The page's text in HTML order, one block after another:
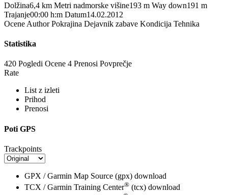
Dolžina6,4 km Metri nadmorske višine193 m Way down191 m
Trajanje00:00 h:m Datum14.02.2012
Ocene Author Pokrajina Dejavnik zabave Kondicija Tehnika
Statistika
420 Pogledi Ocene 4 Prenosi Povprečje
Rate
List z izleti
Prihod
Prenosi
Poti GPS
Trackpoints
GPX / Garmin Map Source (gpx) download
TCX / Garmin Training Center® (tcx) download